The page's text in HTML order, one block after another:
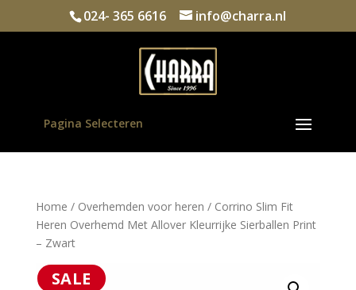
024- 365 6616 info@charra.nl
Pagina Selecteren
Home / Overhemden voor heren / Corrino Slim Fit
Heren Overhemd Met Allover Kleurrijke Sierballen Print
– Zwart
SALE